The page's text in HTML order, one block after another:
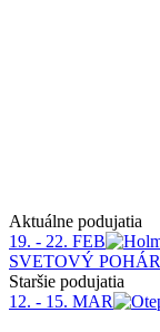
Aktuálne podujatia
19. - 22. FEB
SVETOVÝ POHÁR
Staršie podujatia
12. - 15. MAR